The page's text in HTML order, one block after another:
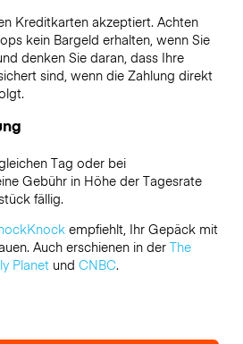
Kreditkarten akzeptiert. Achten
kein Bargeld erhalten, wenn Sie
denken Sie daran, dass Ihre
sind, wenn die Zahlung direkt
Tag oder bei
Gebühr in Höhe der Tagesrate
fällig.
empfiehlt, Ihr Gepäck mit
Auch erschienen in der The
Planetund CNBC.